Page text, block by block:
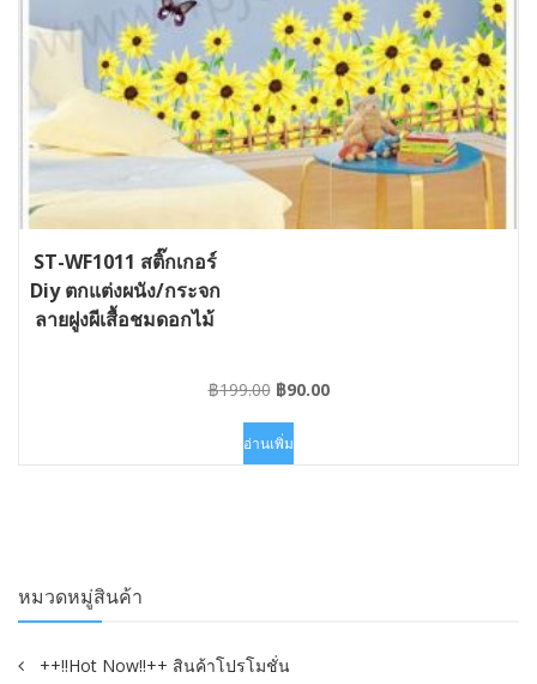
ST-WF1011 สติ๊กเกอร์
Diy ตกแต่งผนัง/กระจก
ลายฝูงผีเสื้อชมดอกไม้
฿199.00 Original
was:
฿199.00.
฿90.00Current
อ่านเพิ่ม
หมวดหมู่สินค้า
++!!Hot Now!!++ สินค้าโปรโมชั่น